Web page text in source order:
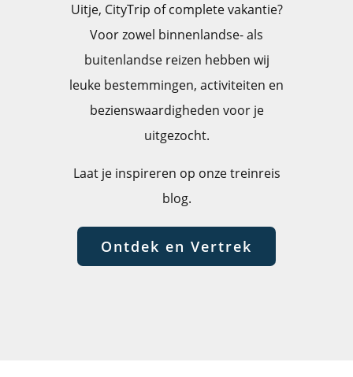
Uitje, CityTrip of complete vakantie?
Voor zowel binnenlandse- als
buitenlandse reizen hebben wij
leuke bestemmingen, activiteiten en
bezienswaardigheden voor je
uitgezocht.
Laat je inspireren op onze treinreis
blog.
Ontdek en Vertrek